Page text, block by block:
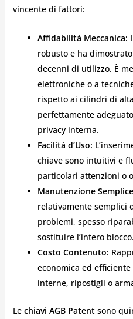
vincente di fattori:
Affidabilità Meccanica:
robusto e ha
decenni di utilizzo. È
elettroniche o a
rispetto ai cilindri di
perfettamente
privacy interna.
Facilità d’Uso:
chiave sono intuitivi e
particolari attenzioni o
Manutenzione
relativamente semplici
problemi, spesso
sostituire l’intero blocco.
Costo Contenuto:
economica ed
interne, ripostigli o
Le chiavi AGB Patentsono